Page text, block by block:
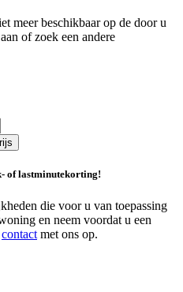
meer beschikbaar op de door u
of zoek een andere
of lastminutekorting!
die voor u van toepassing
en neem voordat u een
contact met ons op.